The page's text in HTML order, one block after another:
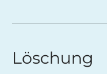
Löschung